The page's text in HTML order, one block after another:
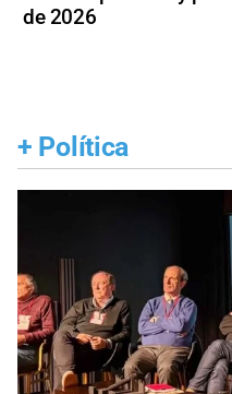
de 2026
+ Política